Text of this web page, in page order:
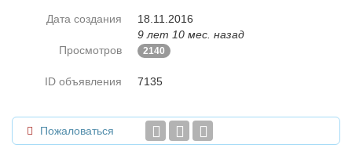
Дата создания
18.11.2016
9 лет 10 мес. назад
Просмотров
2140
ID объявления 7135
Пожаловаться